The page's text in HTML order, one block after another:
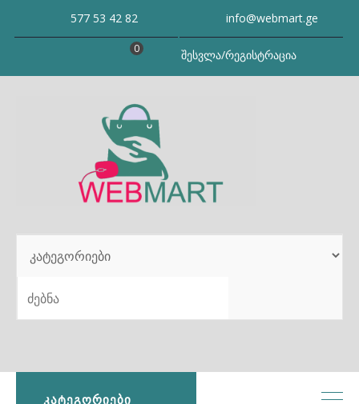
577 53 42 82 info@webmart.ge
შესვლა/რეგისტრაცია
0
SEARCH
ᲙᲐᲢᲔᲒᲝᲠᲘᲔᲑᲘ